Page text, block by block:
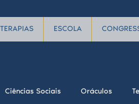
TERAPIAS ESCOLA
Ciências Sociais Oráculos